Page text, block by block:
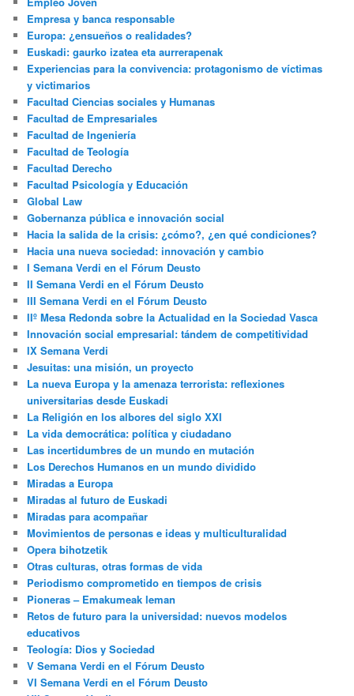
Empresa y banca responsable
Europa: ¿ensueños o realidades?
Euskadi: gaurko izatea eta aurrerapenak
Experiencias para la convivencia: protagonismo de víctimas
y victimarios
Facultad Ciencias sociales y Humanas
Facultad de Empresariales
Facultad de Ingeniería
Facultad de Teología
Facultad Derecho
Facultad Psicología y Educación
Global Law
Gobernanza pública e innovación social
Hacia la salida de la crisis: ¿cómo?, ¿en qué condiciones?
Hacia una nueva sociedad: innovación y cambio
I Semana Verdi en el Fórum Deusto
II Semana Verdi en el Fórum Deusto
III Semana Verdi en el Fórum Deusto
IIº Mesa Redonda sobre la Actualidad en la Sociedad Vasca
Innovación social empresarial: tándem de competitividad
IX Semana Verdi
Jesuitas: una misión, un proyecto
La nueva Europa y la amenaza terrorista: reflexiones
universitarias desde Euskadi
La Religión en los albores del siglo XXI
La vida democrática: política y ciudadano
Las incertidumbres de un mundo en mutación
Los Derechos Humanos en un mundo dividido
Miradas a Europa
Miradas al futuro de Euskadi
Miradas para acompañar
Movimientos de personas e ideas y multiculturalidad
Opera bihotzetik
Otras culturas, otras formas de vida
Periodismo comprometido en tiempos de crisis
Pioneras – Emakumeak leman
Retos de futuro para la universidad: nuevos modelos
educativos
Teología: Dios y Sociedad
V Semana Verdi en el Fórum Deusto
VI Semana Verdi en el Fórum Deusto